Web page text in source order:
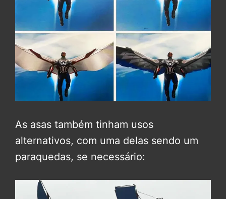
As asas também tinham usos
alternativos, com uma delas sendo um
paraquedas, se necessário: